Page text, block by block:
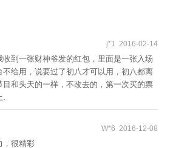
j*1 2016-02-14
到一张财神爷发的红包，里面是一张入场
不给用，说要过了初八才可以用，初八都离
和头天的一样，不改去的，第一次买的票
.
W*6 2016-12-08
，很精彩